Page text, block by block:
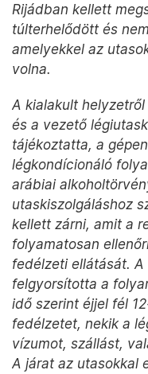
Rijádban kellett
túlterhelődött és
amelyekkel az
volna.
A kialakult
és a vezető
tájékoztatta, a
légkondícionáló
arábiai
utaskiszolgáláshoz
kellett zárni, amit a
folyamatosan
fedélzeti ellátását.
felgyorsította a
idő szerint éjjel fél
fedélzetet, nekik a
vízumot, szállást,
A járat az utasokkal